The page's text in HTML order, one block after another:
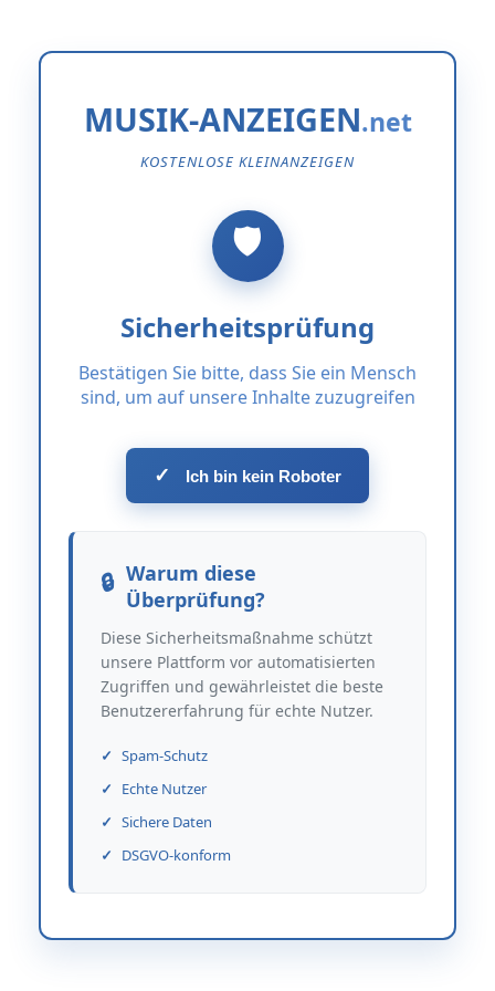
MUSIK-ANZEIGEN
KOSTENLOSE KLEINANZEIGEN
Sicherheitsprüfung
Bestätigen Sie bitte, dass Sie ein Mensch
sind, um auf unsere Inhalte zuzugreifen
✓ Ich bin kein Roboter
Warum diese
Überprüfung?
Diese Sicherheitsmaßnahme schützt
unsere Plattform vor automatisierten
Zugriffen und gewährleistet die beste
Benutzererfahrung für echte Nutzer.
Spam-Schutz
Echte Nutzer
Sichere Daten
DSGVO-konform